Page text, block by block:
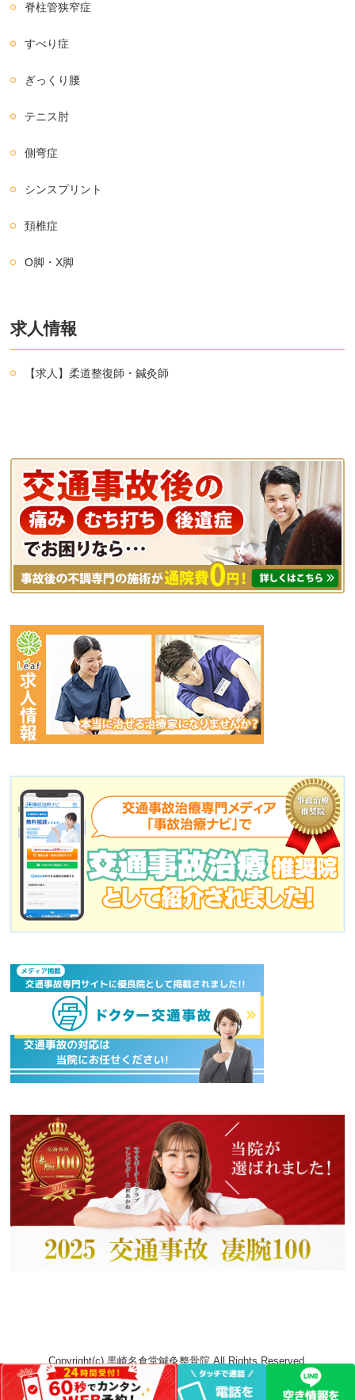
脊柱管狭窄症
すべり症
ぎっくり腰
テニス肘
側弯症
シンスプリント
頚椎症
O脚・X脚
求人情報
【求人】柔道整復師・鍼灸師
Copyright(c) 黒崎名倉堂鍼灸整骨院 All Rights Reserved.